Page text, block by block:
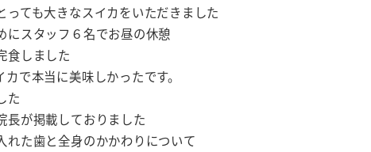
っても大きなスイカをいただきました
にスタッフ６名でお昼の休憩
食しました
カで本当に美味しかったです。
た
長が掲載しておりました
れた歯と全身のかかわりについて